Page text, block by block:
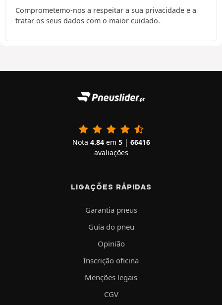
Comprometemo-nos a respeitar a sua privacidade e a
tratar os seus dados com o maior cuidado.
Nota 4.84em 5| 66416
avaliações
LIGAÇÕES RÁPIDAS
Garantia pneus
Guia do pneu
Opinião
Inscrição oficina
Menções legais
CGV